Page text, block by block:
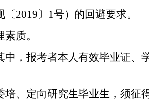
〔2019〕1号）的回避要求。
素质。
，报考者本人有效毕业证、
、定向研究生毕业生，须征